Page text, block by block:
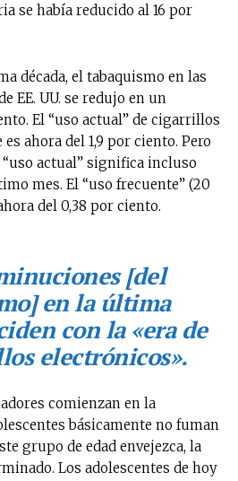
se había reducido al 16 por
década, el tabaquismo en las
EE. UU. se redujo en un
El “uso actual” de cigarrillos
ahora del 1,9 por ciento. Pero
actual” significa incluso
mes. El “uso frecuente” (20
del 0,38 por ciento.
[del
en la última
con la «era de
electrónicos».
comienzan en la
básicamente no fuman
grupo de edad envejezca, la
Los adolescentes de hoy